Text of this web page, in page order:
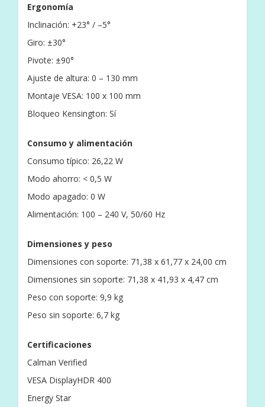
Ergonomía
Inclinación: +23° / –5°
Giro: ±30°
Pivote: ±90°
Ajuste de altura: 0 – 130 mm
Montaje VESA: 100 x 100 mm
Bloqueo Kensington: Sí
Consumo y alimentación
Consumo típico: 26,22 W
Modo ahorro: < 0,5 W
Modo apagado: 0 W
Alimentación: 100 – 240 V, 50/60 Hz
Dimensiones y peso
Dimensiones con soporte: 71,38 x 61,77 x 24,00 cm
Dimensiones sin soporte: 71,38 x 41,93 x 4,47 cm
Peso con soporte: 9,9 kg
Peso sin soporte: 6,7 kg
Certificaciones
Calman Verified
VESA DisplayHDR 400
Energy Star